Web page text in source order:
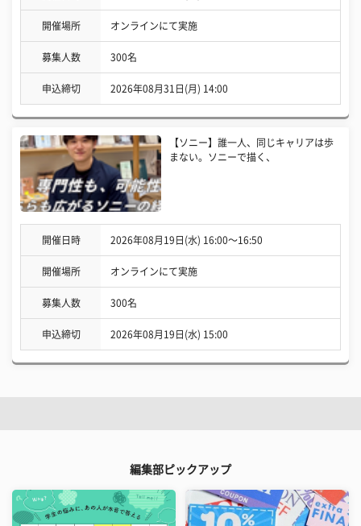
開催場所 オンラインにて実施
募集人数 300名
申込締切 2026年08月31日(月) 14:00
【ソニー】誰一人、同じキャリアは歩
まない。ソニーで描く、
開催日時 2026年08月19日(水) 16:00〜16:50
開催場所 オンラインにて実施
募集人数 300名
申込締切 2026年08月19日(水) 15:00
編集部ピックアップ